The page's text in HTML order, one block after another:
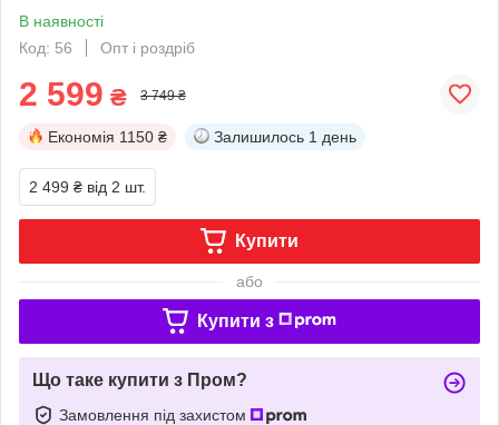
В наявності
Код: 56
Опт і роздріб
2 599 ₴ 3 749 ₴
Економія 1150 ₴ Залишилось 1 день
2 499 ₴ від 2 шт.
Купити
або
Купити з
Що таке купити з Пром?
Замовлення під захистом